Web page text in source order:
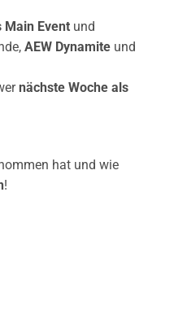
Main Event und
AEW Dynamite und
nächste Woche als
hat und wie
!